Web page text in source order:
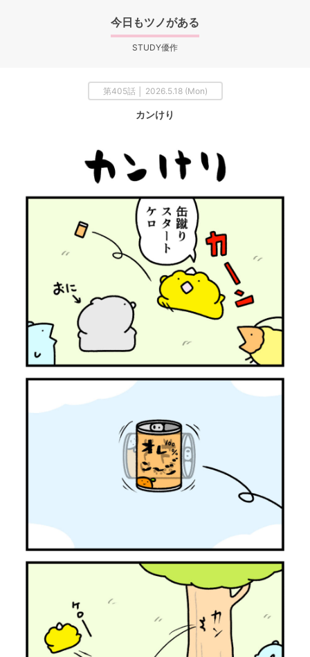
今日もツノがある
STUDY優作
第405話 │ 2026.5.18 (Mon)
カンけり